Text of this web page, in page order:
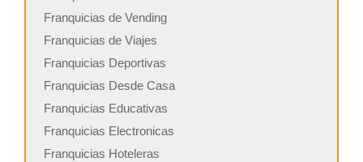
Franquicias de Vending
Franquicias de Viajes
Franquicias Deportivas
Franquicias Desde Casa
Franquicias Educativas
Franquicias Electronicas
Franquicias Hoteleras